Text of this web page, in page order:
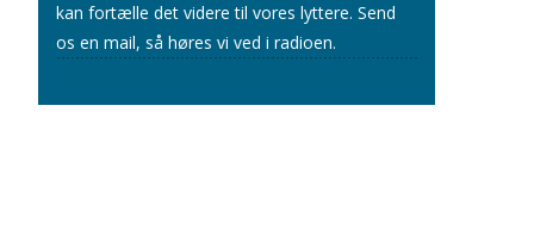
kan fortælle det videre til vores lyttere. Send
os en mail, så høres vi ved i radioen.